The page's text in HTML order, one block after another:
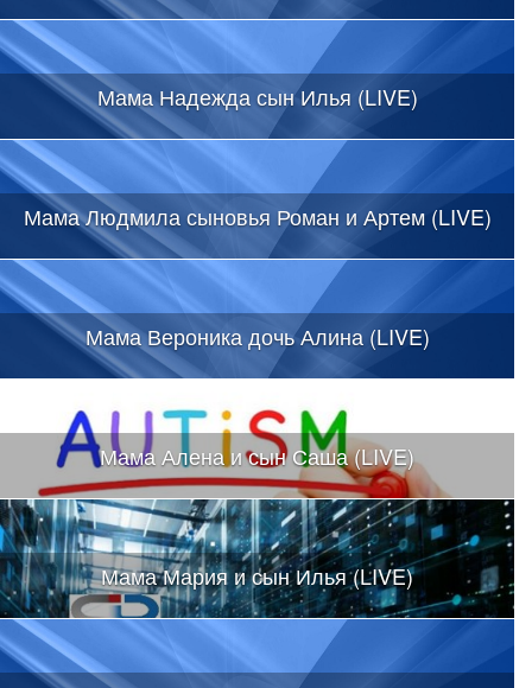
Мама Надежда сын Илья (LIVE)
Мама Людмила сыновья Роман и Артем (LIVE)
Мама Вероника дочь Алина (LIVE)
Мама Алена и сын Саша (LIVE)
Мама Мария и сын Илья (LIVE)